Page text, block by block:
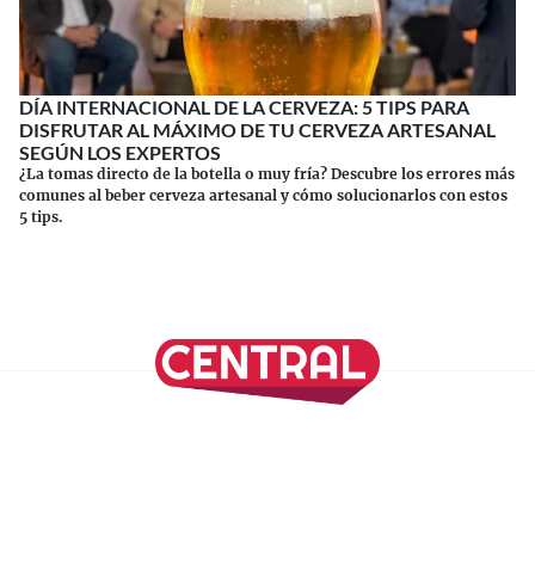
DÍA INTERNACIONAL DE LA CERVEZA: 5 TIPS PARA
DISFRUTAR AL MÁXIMO DE TU CERVEZA ARTESANAL
SEGÚN LOS EXPERTOS
¿La tomas directo de la botella o muy fría? Descubre los errores más
comunes al beber cerveza artesanal y cómo solucionarlos con estos
5 tips.